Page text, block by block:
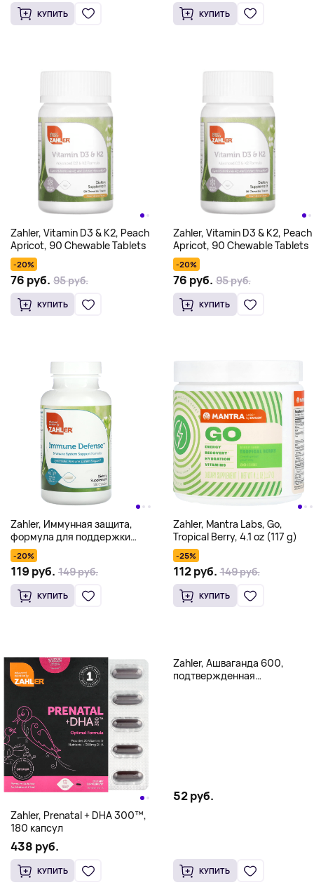
КУПИТЬ КУПИТЬ
Zahler, Vitamin D3 & K2, Peach
Apricot, 90 Chewable Tablets
-20%
76 руб. 95 руб.
КУПИТЬ
Zahler, Vitamin D3 & K2, Peach
Apricot, 90 Chewable Tablets
-20%
76 руб. 95 руб.
КУПИТЬ
Zahler, Иммунная защита,
формула для поддержки
иммунной системы, 120
капсул
-20%
119 руб. 149 руб.
КУПИТЬ
Zahler, Mantra Labs, Go,
Tropical Berry, 4.1 oz (117 g)
-25%
112 руб. 149 руб.
КУПИТЬ
Zahler, Prenatal + DHA 300™,
180 капсул
438 руб.
КУПИТЬ
Zahler, Ашваганда 600,
подтвержденная
52 руб.
КУПИТЬ